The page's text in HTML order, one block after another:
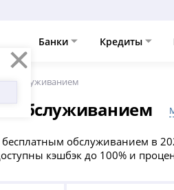
Банки Кредиты
обслуживанием
обслуживанием
обслуживанием в
кэшбэк до 100% и